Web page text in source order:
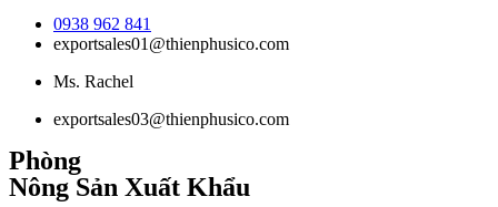
0938 962 841
exportsales01@thienphusico.com
Ms. Rachel
exportsales03@thienphusico.com
Phòng
Nông Sản Xuất Khẩu